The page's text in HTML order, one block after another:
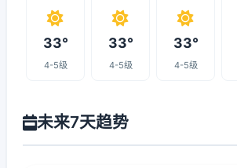
33°
4-5级
33°
4-5级
33°
4-5级
未来7天趋势